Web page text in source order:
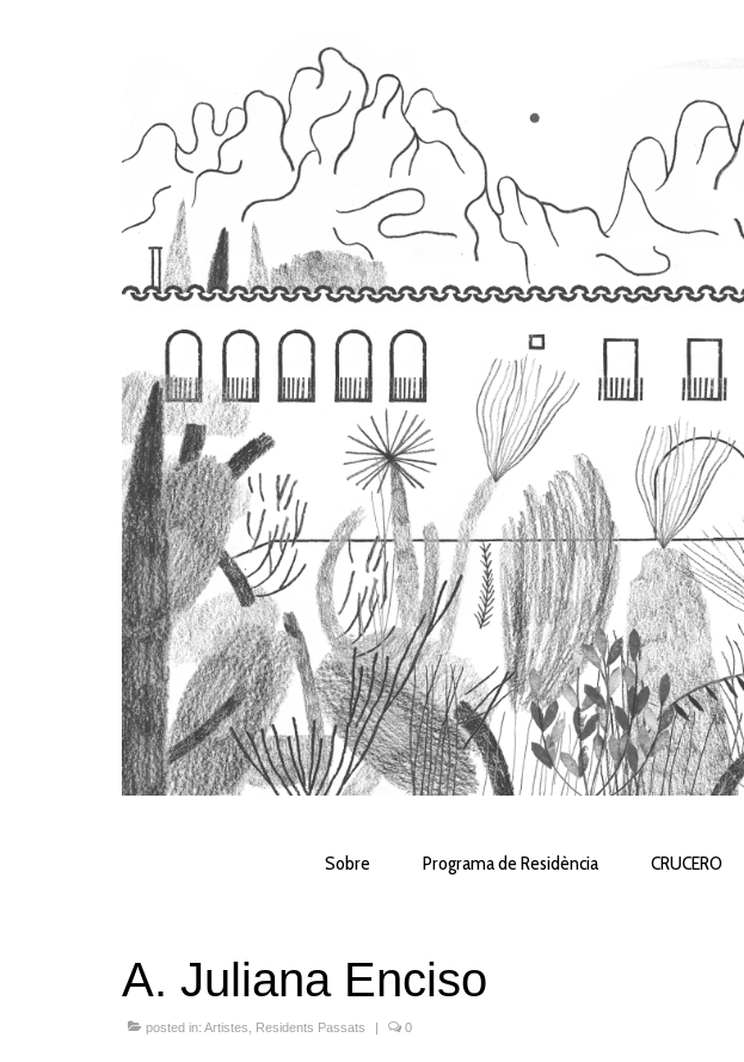
Sobre Programa de Residència CRUCERO
A. Juliana Enciso
posted in: Artistes Residents Passats 0